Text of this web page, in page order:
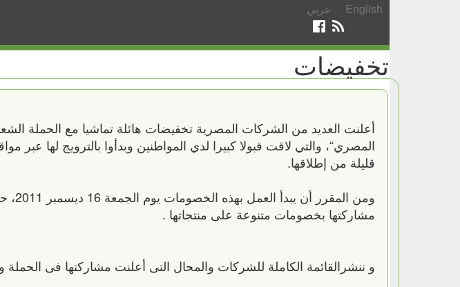
عربي English
تخفيضات
أعلنت العديد من الشركات المصرية تخفيضات هائلة تماشيا مع الحملة
المصري“، والتي لاقت قبولا كبيرا لدي المواطنين وبدأوا بالترويج لها عبر
قليلة من إطلاقها.
ومن
مشاركتها بخصومات متنوعة على منتجاتها .
و ننشرالقائمة الكاملة للشركات والمحال التى أعلنت مشاركتها فى الحملة